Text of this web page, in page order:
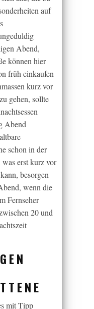
auf
Abend,
können hier
früh einkaufen
kurz vor
gehen, sollte
Abend
schon in der
erst kurz vor
besorgen
wenn die
Fernseher
20 und
mit Tipp